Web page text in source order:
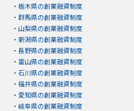
・ 栃木県の創業融資制度
・ 群馬県の創業融資制度
・ 山梨県の創業融資制度
・ 新潟県の創業融資制度
・ 長野県の創業融資制度
・ 富山県の創業融資制度
・ 石川県の創業融資制度
・ 福井県の創業融資制度
・ 愛知県の創業融資制度
・ 岐阜県の創業融資制度